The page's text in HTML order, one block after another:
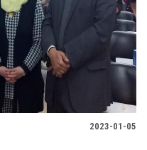
2023-01-05